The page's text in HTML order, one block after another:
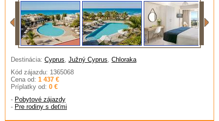
Destinácia: Cyprus, Južný Cyprus, Chloraka
Kód zájazdu: 1365068
Cena od: 1 437 €
Príplatky od: 0 €
- Pobytové zájazdy
- Pre rodiny s deťmi